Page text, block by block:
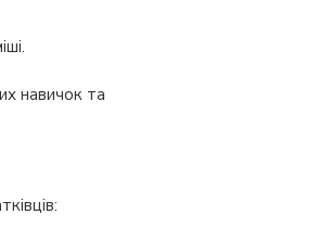
навичок та